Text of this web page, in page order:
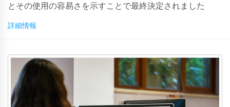
とその使用の容易さを示すことで最終決定されました
詳細情報